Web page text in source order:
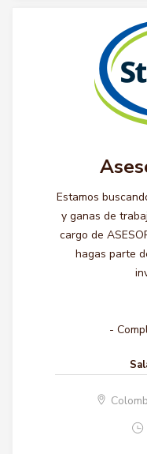
Estamos
y ganas de
cargo de
hagas parte
-